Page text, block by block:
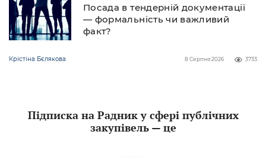
Посада в тендерній документації
— формальність чи важливий
факт?
Крістіна Бєлякова 3733
8 Серпня 2026
Підписка на Радник у сфері публічних
закупівель — це